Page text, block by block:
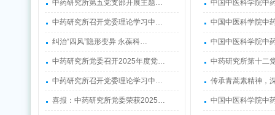
中药研究所第五党支部开展主题…
中药研究所召开党委理论学习中…
纠治“四风”隐形变异 永葆科…
中药研究所党委召开2025年度党…
中药研究所召开党委理论学习中…
喜报：中药研究所党委荣获2025…
中国中医科学院中
中国中医科学院中
中国中医科学院中
中药研究所第十二
传承青蒿素精神，
中国中医科学院中